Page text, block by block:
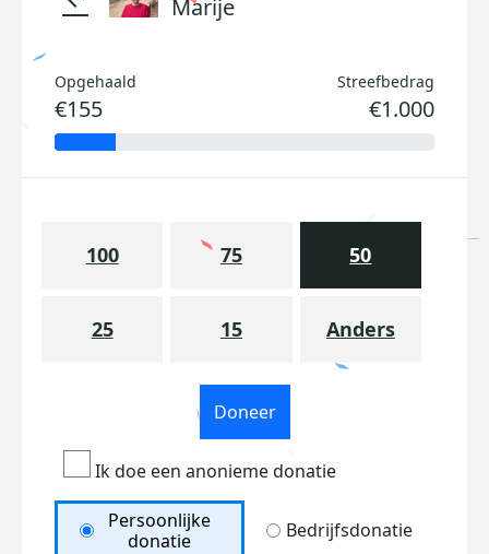
Marije
Opgehaald
€155
Streefbedrag
€1.000
100 75 50
25 15 Anders
Doneer
Ik doe een anonieme donatie
Persoonlijke
donatie
Bedrijfsdonatie